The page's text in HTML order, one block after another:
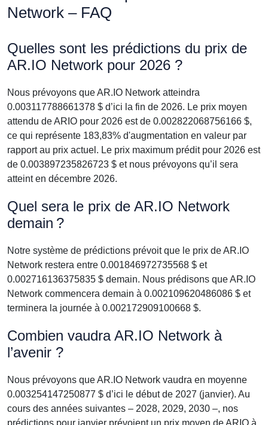
Network – FAQ
Quelles sont les prédictions du prix de
AR.IO Network pour 2026 ?
Nous prévoyons que AR.IO Network atteindra
0.003117788661378 $ d’ici la fin de 2026. Le prix moyen
attendu de ARIO pour 2026 est de 0.002822068756166 $,
ce qui représente 183,83% d'augmentation en valeur par
rapport au prix actuel. Le prix maximum prédit pour 2026 est
de 0.003897235826723 $ et nous prévoyons qu’il sera
atteint en décembre 2026.
Quel sera le prix de AR.IO Network
demain ?
Notre système de prédictions prévoit que le prix de AR.IO
Network restera entre 0.001846972735568 $ et
0.002716136375835 $ demain. Nous prédisons que AR.IO
Network commencera demain à 0.002109620486086 $ et
terminera la journée à 0.002172909100668 $.
Combien vaudra AR.IO Network à
l’avenir ?
Nous prévoyons que AR.IO Network vaudra en moyenne
0.003254147250877 $ d’ici le début de 2027 (janvier). Au
cours des années suivantes – 2028, 2029, 2030 –, nos
prédictions pour janvier prévoient un prix moyen de ARIO à